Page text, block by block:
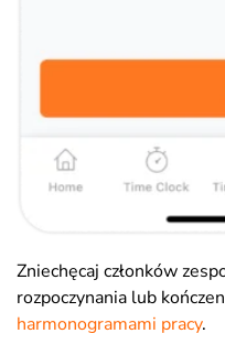
Zniechęcaj członków
rozpoczynania lub
harmonogramami pracy.